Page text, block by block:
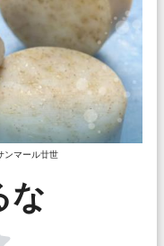
ンマール廿世
な